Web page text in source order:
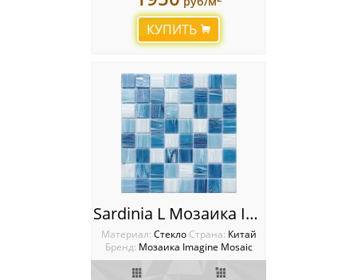
КУПИТЬ
Sardinia L Мозаика Imagine
Материал: Стекло Cтрана: Китай
Бренд: Мозаика Imagine Mosaic